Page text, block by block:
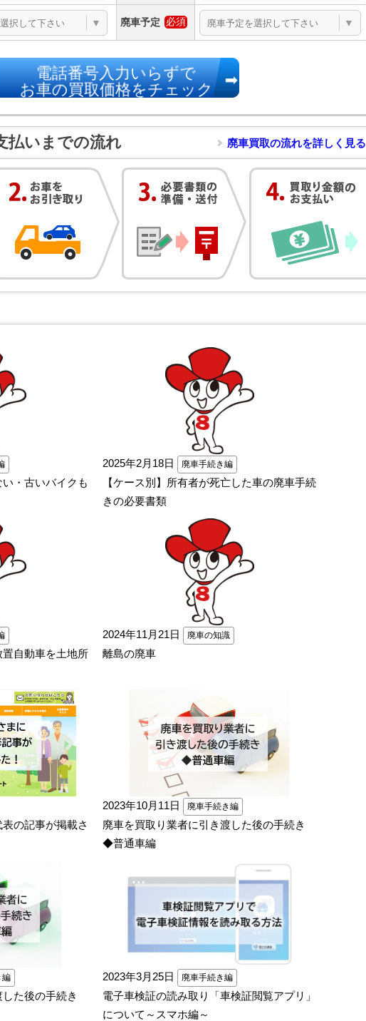
▼ 廃車予定 ▼
電話番号入力いらずで
お車の買取価格をチェック
払いまでの流れ 廃車買取の流れを詳しく見る
い・古いバイクも
2025年2月18日 廃車手続き編
【ケース別】所有者が死亡した車の廃車手続
きの必要書類
自動車を土地所
2024年11月21日 廃車の知識
離島の廃車
の記事が掲載さ
2023年10月11日 廃車手続き編
廃車を買取り業者に引き渡した後の手続き
◆普通車編
編
した後の手続き
2023年3月25日 廃車手続き編
電子車検証の読み取り「車検証閲覧アプリ」
について～スマホ編～